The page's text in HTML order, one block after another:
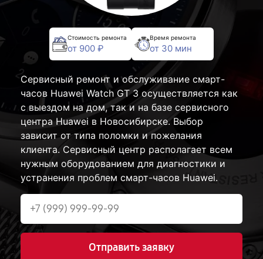
Стоимость ремонта
от 900 ₽
Время ремонта
от 30 мин
Сервисный ремонт и обслуживание смарт-
часов Huawei Watch GT 3 осуществляется как
с выездом на дом, так и на базе сервисного
центра Huawei в Новосибирске. Выбор
зависит от типа поломки и пожелания
клиента. Сервисный центр располагает всем
нужным оборудованием для диагностики и
устранения проблем смарт-часов Huawei.
Отправить заявку